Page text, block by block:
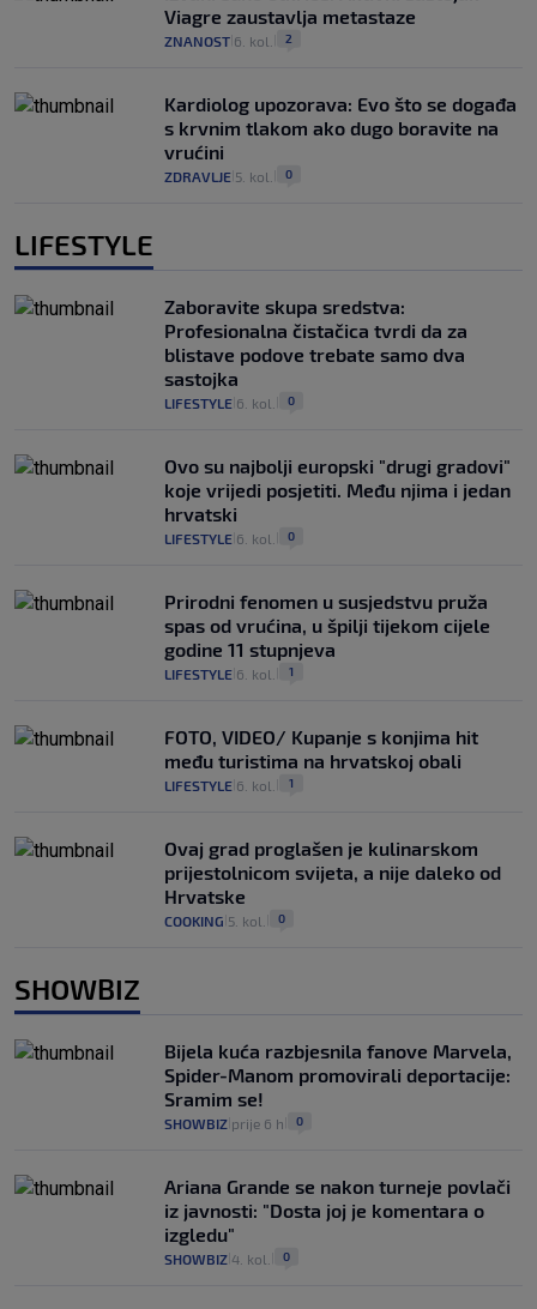
Viagre zaustavlja metastaze
ZNANOST 6. kol. 2
Kardiolog upozorava: Evo što se događa
s krvnim tlakom ako dugo boravite na
vrućini
ZDRAVLJE 5. kol. 0
LIFESTYLE
Zaboravite skupa sredstva:
Profesionalna čistačica tvrdi da za
blistave podove trebate samo dva
sastojka
LIFESTYLE 6. kol. 0
Ovo su najbolji europski "drugi gradovi"
koje vrijedi posjetiti. Među njima i jedan
hrvatski
LIFESTYLE 6. kol. 0
Prirodni fenomen u susjedstvu pruža
spas od vrućina, u špilji tijekom cijele
godine 11 stupnjeva
LIFESTYLE 6. kol. 1
FOTO, VIDEO/ Kupanje s konjima hit
među turistima na hrvatskoj obali
LIFESTYLE 6. kol. 1
Ovaj grad proglašen je kulinarskom
prijestolnicom svijeta, a nije daleko od
Hrvatske
COOKING 5. kol. 0
SHOWBIZ
Bijela kuća razbjesnila fanove Marvela,
Spider-Manom promovirali deportacije:
Sramim se!
SHOWBIZ prije 6 h 0
Ariana Grande se nakon turneje povlači
iz javnosti: "Dosta joj je komentara o
izgledu"
SHOWBIZ 4. kol. 0